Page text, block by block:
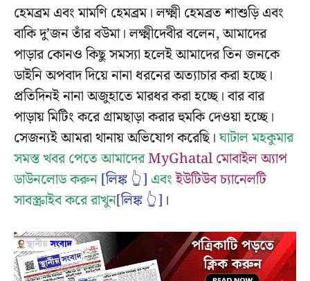
হেমব্রম এবং মামণি হেমব্রম। লক্ষ্মী হেমব্রত শাশুড়ি এবং
বাকি দু’জন তাঁর বউমা। লক্ষ্মীদেবীর বলেন, আমাদের
পাড়ার কোনও কিছু সমস্যা হলেই আমাদের তিন জনকে
ডাইনি অপবাদ দিয়ে নানা ধরনের অত্যাচার করা হচ্ছে।
প্রতিদিনই নানা অজুহাতে মারধর করা হচ্ছে। বার বার
পাড়ায় মিটিং করে গ্রামছাড়া করার হুমকি দেওয়া হচ্ছে।
সেজন্যই আমরা থানায় অভিযোগ করেছি।ঘাটাল মহকুমার
সমস্ত খবর পেতে আমাদেরMyGhatal মোবাইল অ্যাপ
ডাউনলোড করুন[লিঙ্ক 👆] এবংইউটিউব চ্যানেলটি
সাবস্ক্রাইব করে রাখুন[লিঙ্ক 👆] ।